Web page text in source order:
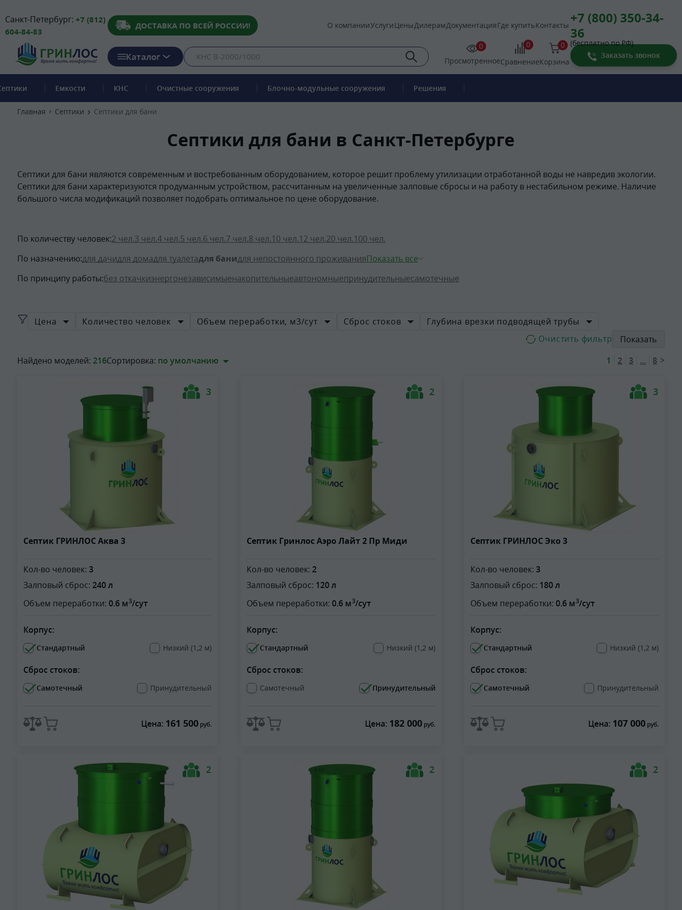
Санкт-Петербург: +7 (812)
604-84-83
ДОСТАВКА ПО ВСЕЙ РОССИИ! О компанииУслугиЦеныДилерамДокументацияГде купитьКонтакты +7 (800) 350-34-
36
(бесплатно по РФ)
Каталог
0
Просмотренное
0
Сравнение
0
Корзина
Заказать звонок
Емкости КНС Очистные сооружения Блочно-модульные сооружения Решения
Главная Септики Септики для бани
Септики для бани в Санкт-Петербурге
Септики для бани являются современным и востребованным оборудованием, которое решит проблему утилизации отработанной воды не навредив экологии.
Септики для бани характеризуются продуманным устройством, рассчитанным на увеличенные залповые сбросы и на работу в нестабильном режиме. Наличие
большого числа модификаций позволяет подобрать оптимальное по цене оборудование.
По количеству человек:2 чел.3 чел.4 чел.5 чел.6 чел.7 чел.8 чел.10 чел.12 чел.20 чел.100 чел.
По назначению:для дачидля домадля туалетадля банидля непостоянного проживанияПоказать все
По принципу работы:без откачкиэнергонезависимыенакопительныеавтономныепринудительныесамотечные
Цена Количество человек Объем переработки, м3/сут Сброс стоков
Глубина врезки подводящей трубы
Показать
Найдено моделей: 216Сортировка: по умолчанию 1 2 3 ... 8 >
Септик ГРИНЛОС Аква 3
3
Кол-во человек: 3
Залповый сброс: 240 л
Объем переработки: 0.6 м3/сут
Корпус:
Стандартный Низкий (1,2 м)
Сброс стоков:
Самотечный Принудительный
Цена: 161 500 руб.
Септик Гринлос Аэро Лайт 2 Пр Миди
2
Кол-во человек:2
Залповый сброс: 120 л
Объем переработки:0.6 м3/сут
Корпус:
Стандартный Низкий (1,2 м)
Сброс стоков:
Самотечный Принудительный
Цена: 182 000руб.
Септик ГРИНЛОС Эко 3
3
Кол-во человек: 3
Залповый сброс: 180 л
Объем переработки: 0.6 м3/сут
Корпус:
Стандартный Низкий (1,2 м)
Сброс стоков:
Самотечный Принудительный
Цена: 107 000 руб.
2 2 2